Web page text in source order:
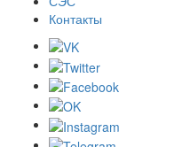
Контакты